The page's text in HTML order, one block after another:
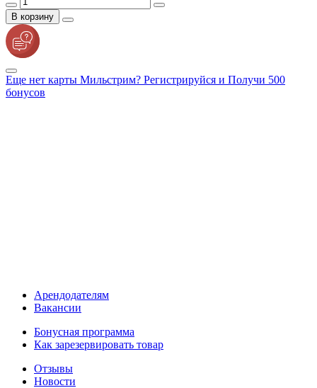
В корзину
Еще нет карты Мильстрим? Регистрируйся и Получи 500
бонусов
Арендодателям
Вакансии
Бонусная программа
Как зарезервировать товар
Отзывы
Новости